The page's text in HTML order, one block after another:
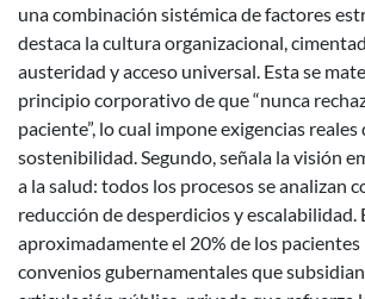
una combinación sistémica de factores
destaca la cultura organizacional,
austeridad y acceso universal. Esta se
principio corporativo de que “nunca
paciente”, lo cual impone exigencias
sostenibilidad. Segundo, señala la visión
a la salud: todos los procesos se analizan
reducción de desperdicios y escalabilidad.
aproximadamente el 20% de los
convenios gubernamentales que